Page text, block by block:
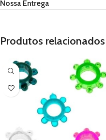
Nossa Entrega
Produtos relacionados